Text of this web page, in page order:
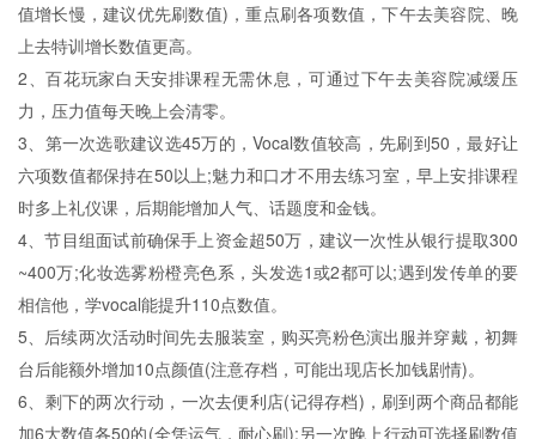
值增长慢，建议优先刷数值)，重点刷各项数值，下午去美容院、晚
上去特训增长数值更高。
2、百花玩家白天安排课程无需休息，可通过下午去美容院减缓压
力，压力值每天晚上会清零。
3、第一次选歌建议选45万的，Vocal数值较高，先刷到50，最好让
六项数值都保持在50以上;魅力和口才不用去练习室，早上安排课程
时多上礼仪课，后期能增加人气、话题度和金钱。
4、节目组面试前确保手上资金超50万，建议一次性从银行提取300
~400万;化妆选雾粉橙亮色系，头发选1或2都可以;遇到发传单的要
相信他，学vocal能提升110点数值。
5、后续两次活动时间先去服装室，购买亮粉色演出服并穿戴，初舞
台后能额外增加10点颜值(注意存档，可能出现店长加钱剧情)。
6、剩下的两次行动，一次去便利店(记得存档)，刷到两个商品都能
加6大数值各50的(全凭运气，耐心刷);另一次晚上行动可选择刷数值